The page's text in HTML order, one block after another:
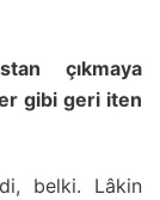
çıkmaya
gibi geri iten
belki. Lâkin